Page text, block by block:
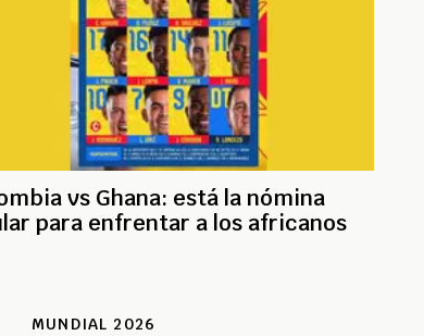
vs Ghana: está la nómina
para enfrentar a los africanos
MUNDIAL 2026